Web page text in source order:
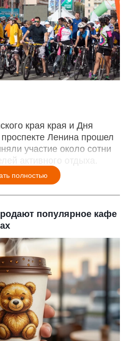
края края и Дня
Ленина прошел
участие около сотни
активного отдыха.
полностью
популярное кафе